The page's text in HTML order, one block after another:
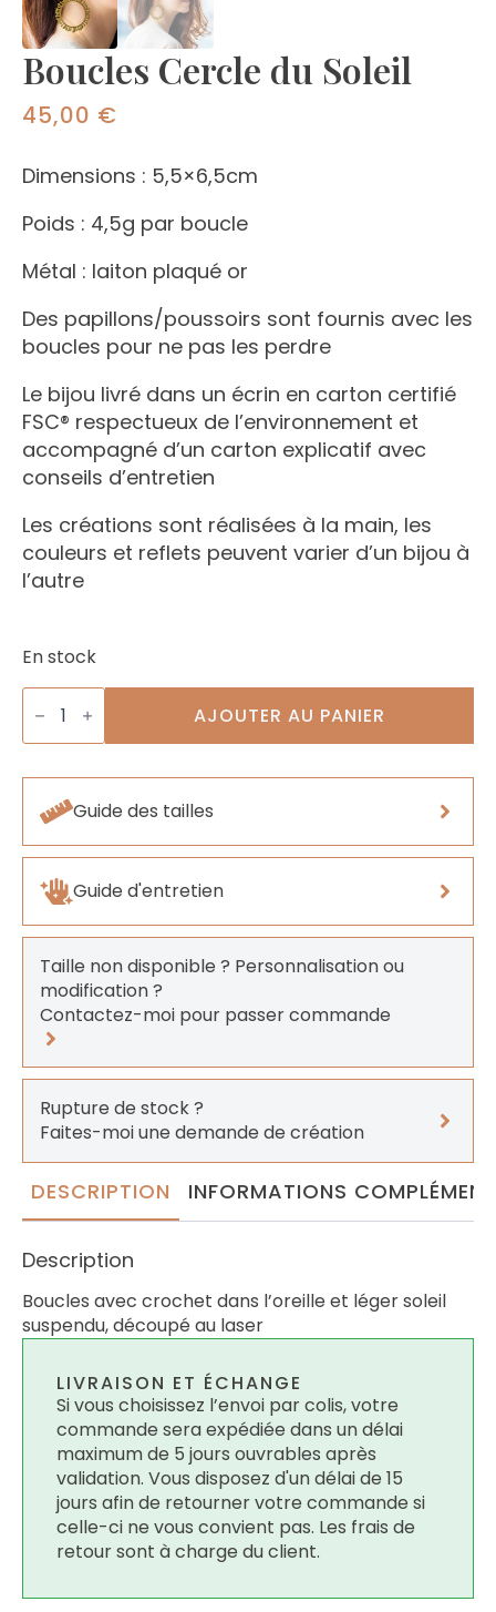
Boucles Cercle du Soleil
45,00 €
Dimensions : 5,5×6,5cm
Poids : 4,5g par boucle
Métal : laiton plaqué or
Des papillons/poussoirs sont fournis avec les
boucles pour ne pas les perdre
Le bijou livré dans un écrin en carton certifié
FSC® respectueux de l’environnement et
accompagné d’un carton explicatif avec
conseils d’entretien
Les créations sont réalisées à la main, les
couleurs et reflets peuvent varier d’un bijou à
l’autre
En stock
quantité
de
Boucles
Cercle
Soleil
AJOUTER AU PANIER
Guide des tailles
Guide d'entretien
Taille non disponible ? Personnalisation ou
modification ?
Contactez-moi pour passer commande
Rupture de stock ?
Faites-moi une demande de création
DESCRIPTION INFORMATIONS
Description
Boucles avec crochet dans l’oreille et léger soleil
suspendu, découpé au laser
LIVRAISON ET ÉCHANGE
Si vous choisissez l’envoi par colis, votre
commande sera expédiée dans un délai
maximum de 5 jours ouvrables après
validation. Vous disposez d'un délai de 15
jours afin de retourner votre commande si
celle-ci ne vous convient pas. Les frais de
retour sont à charge du client.